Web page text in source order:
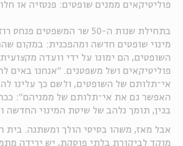
פוליטיקאים ממנים שופטים: פנטזיה או
בתחילת שנות ה-50 שר המשפטים
מינוי שופטים חדשה ומהפכנית: במקום
השופטים, הם ימונו על ידי וועדה
פוליטיקאים ושל משפטנים. "אנחנו באים
אי־תלותם של השופטים, ולשם כך עלינו
האפשר גם את אי־תלותם של ממניהם":
בגין, תומך נלהב של שיטת המינוי החדשה
אבל מאז, משהו בסיסי הולך ומשתנה. בית
מוקד לביקורת בלתי פוסקת, יש ירידה